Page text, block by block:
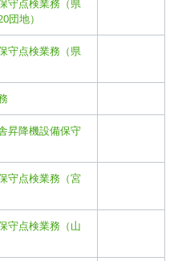
守点検業務（県
団地）
守点検業務（県
昇降機設備保守
守点検業務（宮
守点検業務（山